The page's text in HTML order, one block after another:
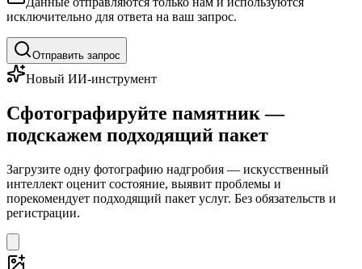
исключительно для ответа на ваш запрос.
Отправить запрос
Новый ИИ-инструмент
Сфотографируйте памятник —
подскажем подходящий пакет
Загрузите одну фотографию надгробия — искусственный
интеллект оценит состояние, выявит проблемы и
порекомендует подходящий пакет услуг. Без обязательств и
регистрации.